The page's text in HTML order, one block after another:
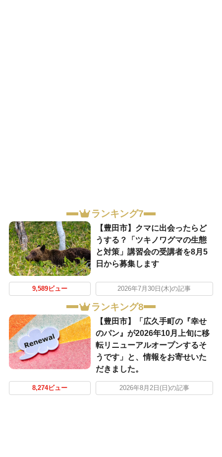
ランキング7
【豊田市】クマに出会ったらど
うする？「ツキノワグマの生態
と対策」講習会の受講者を8月5
日から募集します
9,589ビュー 2026年7月30日(木)の記事
ランキング8
【豊田市】「広久手町の『幸せ
のパン』が2026年10月上旬に移
転リニューアルオープンするそ
うです」と、情報をお寄せいた
だきました。
8,274ビュー 2026年8月2日(日)の記事